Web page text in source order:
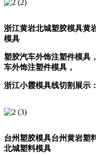
浙江黄岩北城塑胶模具黄
模具
塑胶汽车外饰注塑件模具
车外饰注塑件模具，
浙江小霞模具线切割展示：
台州塑胶模具台州黄岩塑
北城塑料模具